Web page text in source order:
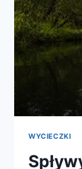
WYCIECZKI